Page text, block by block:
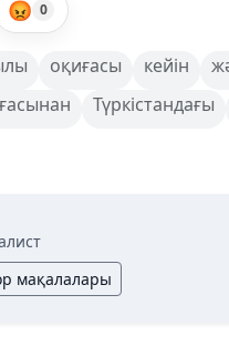
😡 0
оқиғасы кейін
Түркістандағы
мақалалары